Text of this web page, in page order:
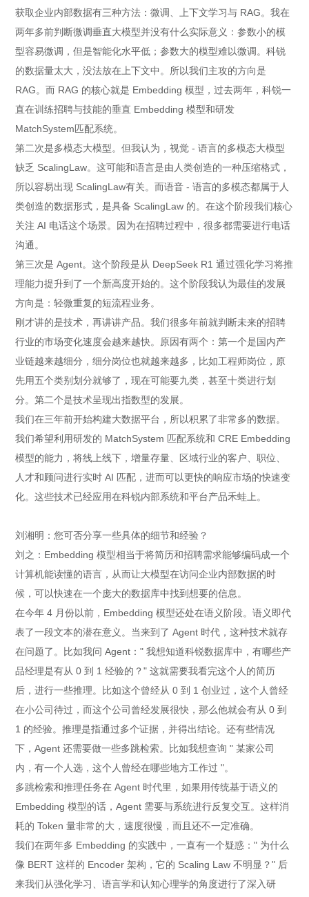
获取企业内部数据有三种方法：微调、上下文学习与 RAG。我在
两年多前判断微调垂直大模型并没有什么实际意义：参数小的模
型容易微调，但是智能化水平低；参数大的模型难以微调。科锐
的数据量太大，没法放在上下文中。所以我们主攻的方向是
RAG。而 RAG 的核心就是 Embedding 模型，过去两年，科锐一
直在训练招聘与技能的垂直 Embedding 模型和研发
MatchSystem匹配系统。
第二次是多模态大模型。但我认为，视觉 - 语言的多模态大模型
缺乏 ScalingLaw。这可能和语言是由人类创造的一种压缩格式，
所以容易出现 ScalingLaw有关。而语音 - 语言的多模态都属于人
类创造的数据形式，是具备 ScalingLaw 的。在这个阶段我们核心
关注 AI 电话这个场景。因为在招聘过程中，很多都需要进行电话
沟通。
第三次是 Agent。这个阶段是从 DeepSeek R1 通过强化学习将推
理能力提升到了一个新高度开始的。这个阶段我认为最佳的发展
方向是：轻微重复的短流程业务。
刚才讲的是技术，再讲讲产品。我们很多年前就判断未来的招聘
行业的市场变化速度会越来越快。原因有两个：第一个是国内产
业链越来越细分，细分岗位也就越来越多，比如工程师岗位，原
先用五个类别划分就够了，现在可能要九类，甚至十类进行划
分。第二个是技术呈现出指数型的发展。
我们在三年前开始构建大数据平台，所以积累了非常多的数据。
我们希望利用研发的 MatchSystem 匹配系统和 CRE Embedding
模型的能力，将线上线下，增量存量、区域行业的客户、职位、
人才和顾问进行实时 AI 匹配，进而可以更快的响应市场的快速变
化。这些技术已经应用在科锐内部系统和平台产品禾蛙上。
刘湘明：您可否分享一些具体的细节和经验？
刘之：Embedding 模型相当于将简历和招聘需求能够编码成一个
计算机能读懂的语言，从而让大模型在访问企业内部数据的时
候，可以快速在一个庞大的数据库中找到想要的信息。
在今年 4 月份以前，Embedding 模型还处在语义阶段。语义即代
表了一段文本的潜在意义。当来到了 Agent 时代，这种技术就存
在问题了。比如我问 Agent：" 我想知道科锐数据库中，有哪些产
品经理是有从 0 到 1 经验的？" 这就需要我看完这个人的简历
后，进行一些推理。比如这个曾经从 0 到 1 创业过，这个人曾经
在小公司待过，而这个公司曾经发展很快，那么他就会有从 0 到
1 的经验。推理是指通过多个证据，并得出结论。还有些情况
下，Agent 还需要做一些多跳检索。比如我想查询 " 某家公司
内，有一个人选，这个人曾经在哪些地方工作过 "。
多跳检索和推理任务在 Agent 时代里，如果用传统基于语义的
Embedding 模型的话，Agent 需要与系统进行反复交互。这样消
耗的 Token 量非常的大，速度很慢，而且还不一定准确。
我们在两年多 Embedding 的实践中，一直有一个疑惑：" 为什么
像 BERT 这样的 Encoder 架构，它的 Scaling Law 不明显？" 后
来我们从强化学习、语言学和认知心理学的角度进行了深入研